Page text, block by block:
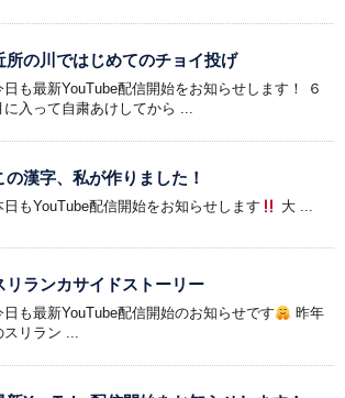
所の川ではじめてのチョイ投げ
日も最新YouTube配信開始をお知らせします！ ６
に入って自粛あけしてから ...
の漢字、私が作りました！
日もYouTube配信開始をお知らせします 大 ...
リランカサイドストーリー
日も最新YouTube配信開始のお知らせです
昨年
スリラン ...